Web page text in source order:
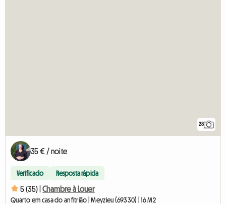
28
35 € / noite
Verificado Resposta rápida
5 (35) | Chambre à Louer
Quarto em casa do anfitrião | Meyzieu (69330) | 16 M2